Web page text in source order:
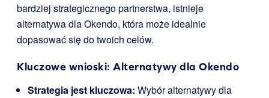
bardziej strategicznego partnerstwa, istnieje
alternatywa dla Okendo, która może idealnie
dopasować się do twoich celów.
Kluczowe wnioski: Alternatywy dla Okendo
Strategia jest kluczowa: Wybór alternatywy dla